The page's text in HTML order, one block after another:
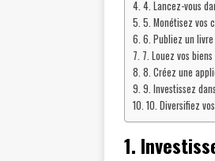
4. Lancez-vous
5. Monétisez vos
6. Publiez un
7. Louez vos
8. Créez une
9. Investissez
10. Diversifiez
1.